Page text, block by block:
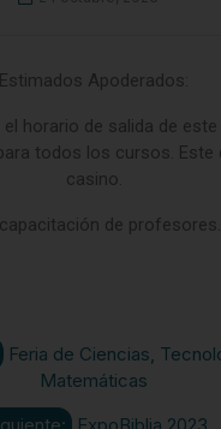
Estimados Apoderados:
horario de salida de este
todos los cursos. Este
casino.
de profesores.
Feria de Ciencias,
Matemáticas